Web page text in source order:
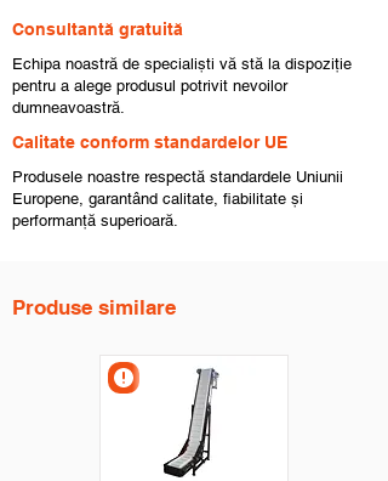
Consultantă gratuită
Echipa noastră de specialiști vă stă la dispoziție
pentru a alege produsul potrivit nevoilor
dumneavoastră.
Calitate conform standardelor UE
Produsele noastre respectă standardele Uniunii
Europene, garantând calitate, fiabilitate și
performanță superioară.
Produse similare